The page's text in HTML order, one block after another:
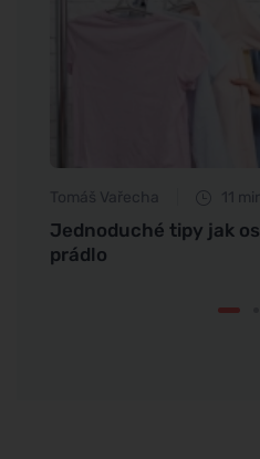
Tomáš Vařecha 11
Jednoduché tipy jak
prádlo